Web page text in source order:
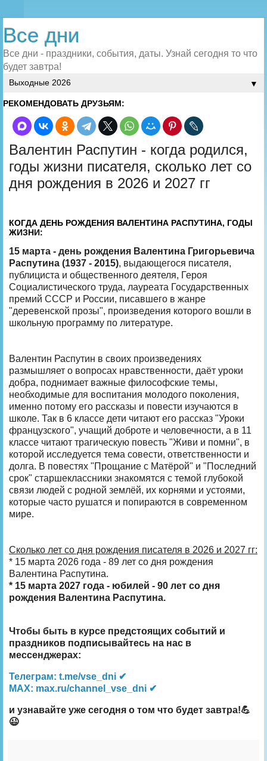
Все дни
Все дни - праздники, события, даты. Узнай сегодня то что
будет завтра!
▼
РЕКОМЕНДОВАТЬ ДРУЗЬЯМ:
Валентин Распутин - когда родился,
годы жизни писателя, сколько лет со
дня рождения в 2026 и 2027 гг
КОГДА ДЕНЬ РОЖДЕНИЯ ВАЛЕНТИНА РАСПУТИНА, ГОДЫ
ЖИЗНИ:
15 марта - день рождения Валентина Григорьевича
Распутина (1937 - 2015), выдающегося писателя,
публициста и общественного деятеля, Героя
Социалистического труда, лауреата Государственных
премий СССР и России, писавшего в жанре
"деревенской прозы", произведения которого вошли в
школьную программу по литературе.
Валентин Распутин в своих произведениях
размышляет о вопросах нравственности, даёт уроки
добра, поднимает важные философские темы,
необходимые для воспитания молодого поколения,
именно потому его рассказы и повести изучаются в
школе. Так в 6 классе дети читают его рассказ "Уроки
французского", учащий доброте и человечности, а в 11
классе читают трагическую повесть "Живи и помни", в
которой исследуется тема совести, ответственности и
долга. В повестях "Прощание с Матёрой" и "Последний
срок" старшеклассники знакомятся с темой глубокой
связи людей с родной землёй, их корнями и устоями,
которые часто рушатся и попираются в современном
мире.
Сколько лет со дня рождения писателя в 2026 и 2027 гг:
* 15 марта 2026 года - 89 лет со дня рождения
Валентина Распутина.
* 15 марта 2027 года - юбилей - 90 лет со дня
рождения Валентина Распутина.
Чтобы быть в курсе предстоящих событий и
праздников подписывайтесь на нас в
мессенджерах:
Телеграм: t.me/vse_dni ✔
MAX: max.ru/channel_vse_dni ✔
и узнавайте уже сегодня о том что будет завтра!💪
😉